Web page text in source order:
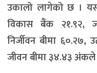
उकालो लागेको छ ।
विकास बैंक २१.९२,
निर्जीवन बीमा ६०.२७,
जीवन बीमा ३४.४३